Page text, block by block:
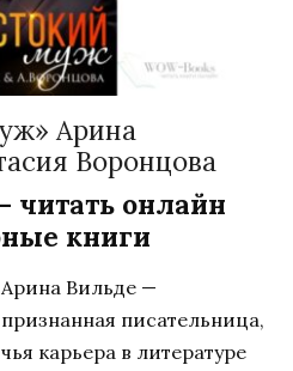
Арина
Воронцова
читать онлайн
книги
Арина Вильде —
признанная писательница,
чья карьера в литературе